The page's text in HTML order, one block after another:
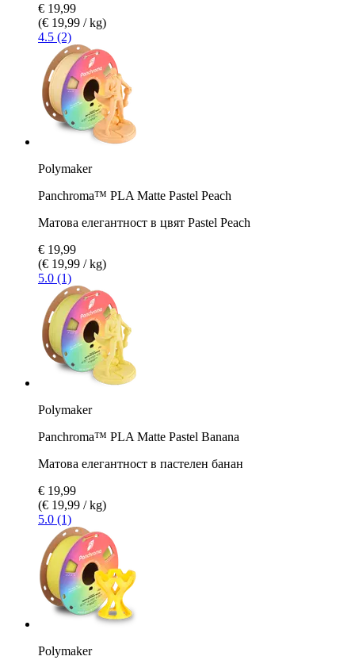
€ 19,99
(€ 19,99 / kg)
4.5 (2)
Polymaker
Panchroma™ PLA Matte Pastel Peach
Матова елегантност в цвят Pastel Peach
€ 19,99
(€ 19,99 / kg)
5.0 (1)
Polymaker
Panchroma™ PLA Matte Pastel Banana
Матова елегантност в пастелен банан
€ 19,99
(€ 19,99 / kg)
5.0 (1)
Polymaker